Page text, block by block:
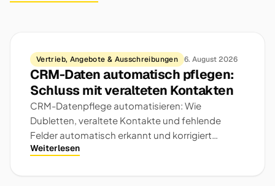
Vertrieb, Angebote & Ausschreibungen 6. August 2026
CRM-Daten automatisch pflegen:
Schluss mit veralteten Kontakten
CRM-Datenpflege automatisieren: Wie
Dubletten, veraltete Kontakte und fehlende
Felder automatisch erkannt und korrigiert
werden — ohne Datenchaos.
Weiterlesen